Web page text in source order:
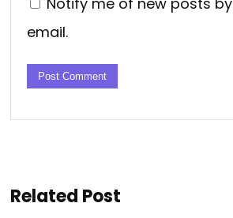
email.
Related Post